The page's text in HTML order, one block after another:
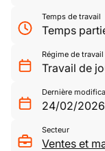
Temps de travail
Temps
Régime de travail
Travail de
Dernière
24/02/2026
Secteur
Ventes et